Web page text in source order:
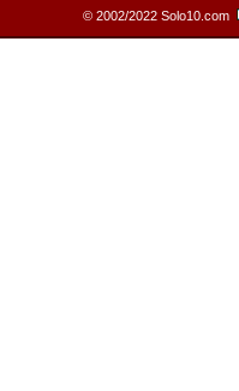
© 2002/2022 Solo10.com